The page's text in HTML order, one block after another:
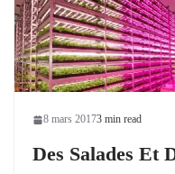
8 mars 20173 min read
Des Salades Et